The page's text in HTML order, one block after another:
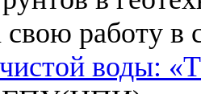
работу в
воды: